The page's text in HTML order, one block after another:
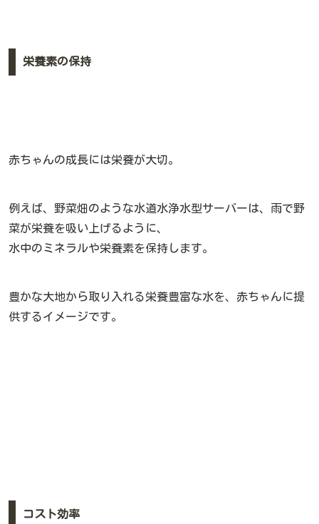
栄養素の保持
赤ちゃんの成長には栄養が大切。
例えば、野菜畑のような水道水浄水型サーバーは、雨で野
菜が栄養を吸い上げるように、
水中のミネラルや栄養素を保持します。
豊かな大地から取り入れる栄養豊富な水を、赤ちゃんに提
供するイメージです。
コスト効率